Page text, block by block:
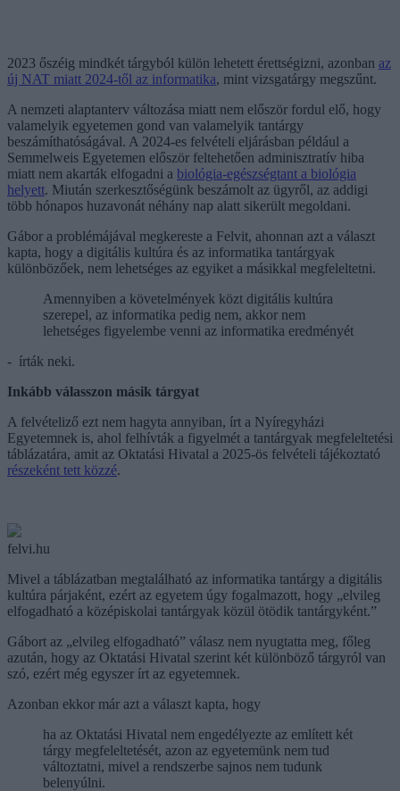
2023 őszéig mindkét tárgyból külön lehetett érettségizni, azonban az
új NAT miatt 2024-től az informatika, mint vizsgatárgy megszűnt.
A nemzeti alaptanterv változása miatt nem először fordul elő, hogy
valamelyik egyetemen gond van valamelyik tantárgy
beszámíthatóságával. A 2024-es felvételi eljárásban például a
Semmelweis Egyetemen először feltehetően adminisztratív hiba
miatt nem akarták elfogadni a biológia-egészségtant a biológia
helyett. Miután szerkesztőségünk beszámolt az ügyről, az addigi
több hónapos huzavonát néhány nap alatt sikerült megoldani.
Gábor a problémájával megkereste a Felvit, ahonnan azt a választ
kapta, hogy a digitális kultúra és az informatika tantárgyak
különbözőek, nem lehetséges az egyiket a másikkal megfeleltetni.
Amennyiben a követelmények közt digitális kultúra
szerepel, az informatika pedig nem, akkor nem
lehetséges figyelembe venni az informatika eredményét
- írták neki.
Inkább válasszon másik tárgyat
A felvételiző ezt nem hagyta annyiban, írt a Nyíregyházi
Egyetemnek is, ahol felhívták a figyelmét a tantárgyak megfeleltetési
táblázatára, amit az Oktatási Hivatal a 2025-ös felvételi tájékoztató
részeként tett közzé.
felvi.hu
Mivel a táblázatban megtalálható az informatika tantárgy a digitális
kultúra párjaként, ezért az egyetem úgy fogalmazott, hogy „elvileg
elfogadható a középiskolai tantárgyak közül ötödik tantárgyként.”
Gábort az „elvileg elfogadható” válasz nem nyugtatta meg, főleg
azután, hogy az Oktatási Hivatal szerint két különböző tárgyról van
szó, ezért még egyszer írt az egyetemnek.
Azonban ekkor már azt a választ kapta, hogy
ha az Oktatási Hivatal nem engedélyezte az említett két
tárgy megfeleltetését, azon az egyetemünk nem tud
változtatni, mivel a rendszerbe sajnos nem tudunk
belenyúlni.